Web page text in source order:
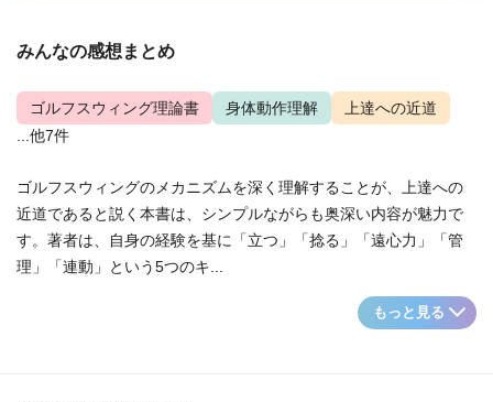
みんなの感想まとめ
ゴルフスウィング理論書 身体動作理解
上達への近道
...他7件
ゴルフスウィングのメカニズムを深く理解することが、上達への
近道であると説く本書は、シンプルながらも奥深い内容が魅力で
す。著者は、自身の経験を基に「立つ」「捻る」「遠心力」「管
理」「連動」という5つのキ...
もっと見る